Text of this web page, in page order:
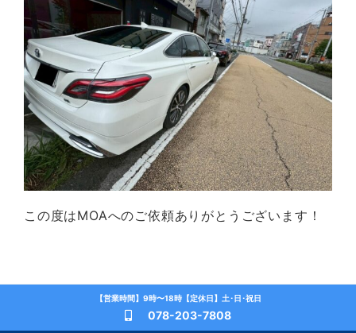
この度はMOAへのご依頼ありがとうございます！
【営業時間】9時〜18時【定休日】土･日･祝日
078-203-7808